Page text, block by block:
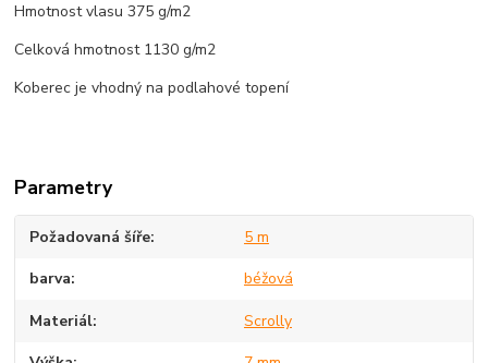
Hmotnost vlasu 375 g/m2
Celková hmotnost 1130 g/m2
Koberec je vhodný na podlahové topení
Parametry
Požadovaná šíře 5 m
barva béžová
Materiál Scrolly